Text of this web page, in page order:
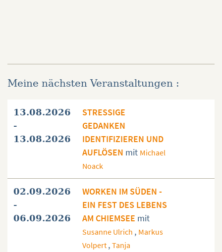
Meine nächsten Veranstaltungen :
13.08.2026
-
13.08.2026
STRESSIGE
GEDANKEN
IDENTIFIZIEREN UND
AUFLÖSEN mit Michael
Noack
02.09.2026
-
06.09.2026
WORKEN IM SÜDEN -
EIN FEST DES LEBENS
AM CHIEMSEE mit
Susanne Ulrich , Markus
Volpert , Tanja